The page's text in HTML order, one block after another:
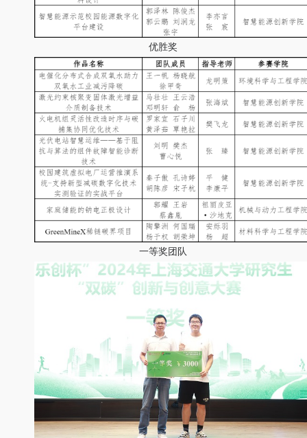
优胜奖
一等奖团队